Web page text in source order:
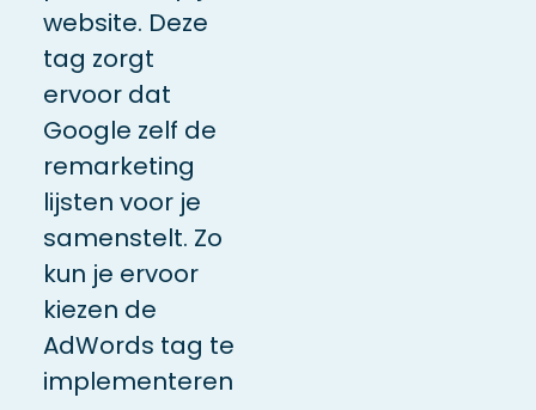
website. Deze
tag zorgt
ervoor dat
Google zelf de
remarketing
lijsten voor je
samenstelt. Zo
kun je ervoor
kiezen de
AdWords tag te
implementeren